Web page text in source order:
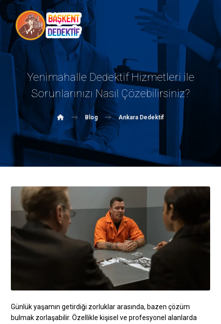
Yenimahalle Dedektif Hizmetleri ile
Sorunlarınızı Nasıl Çözebilirsiniz?
Blog Ankara Dedektif
Günlük yaşamın getirdiği zorluklar arasında, bazen çözüm
bulmak zorlaşabilir. Özellikle kişisel ve profesyonel alanlarda